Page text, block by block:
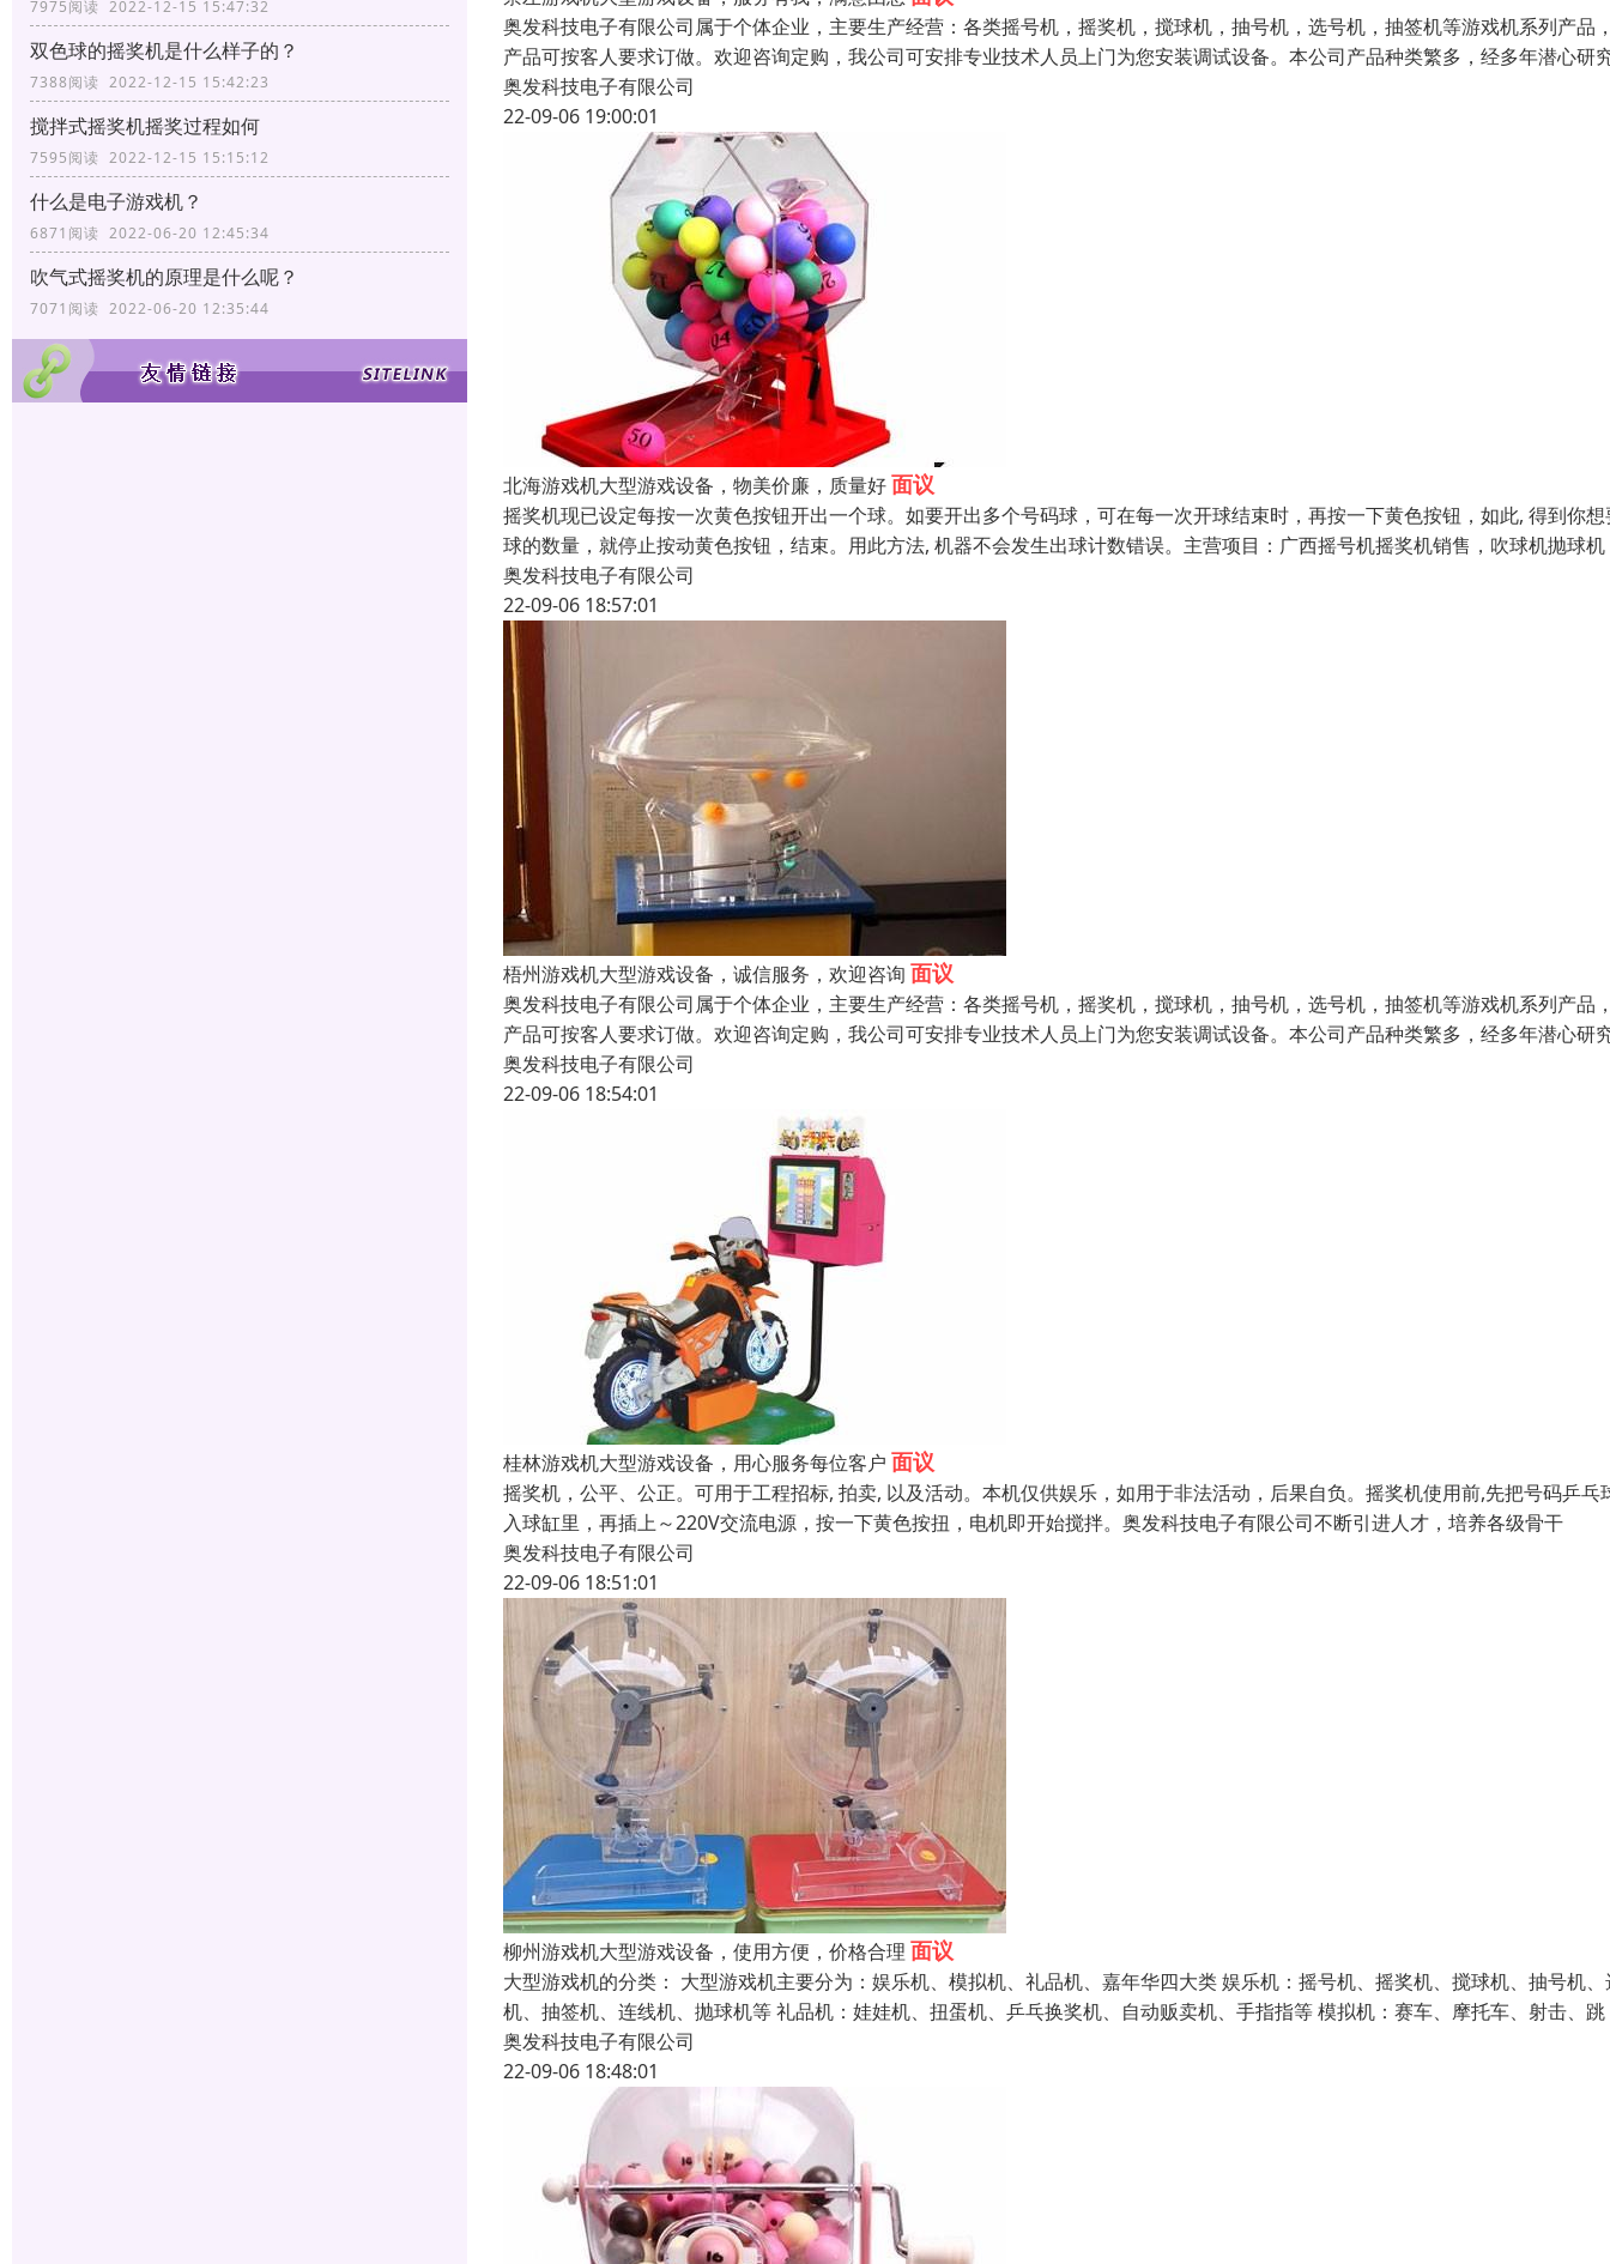
7975阅读 2022-12-15 15:47:32
双色球的摇奖机是什么样子的？
7388阅读 2022-12-15 15:42:23
搅拌式摇奖机摇奖过程如何
7595阅读 2022-12-15 15:15:12
什么是电子游戏机？
6871阅读 2022-06-20 12:45:34
吹气式摇奖机的原理是什么呢？
7071阅读 2022-06-20 12:35:44
奥发科技电子有限公司属于个体企业，主要生产经营：各类摇号机，摇奖机，搅球机，抽号机，选号机，抽签机等游戏机系列产品
产品可按客人要求订做。欢迎咨询定购，我公司可安排专业技术人员上门为您安装调试设备。本公司产品种类繁多，经多年潜心研
奥发科技电子有限公司
22-09-06 19:00:01
北海游戏机大型游戏设备，物美价廉，质量好面议
摇奖机现已设定每按一次黄色按钮开出一个球。如要开出多个号码球，可在每一次开球结束时，再按一下黄色按钮，如此, 得到你
球的数量，就停止按动黄色按钮，结束。用此方法, 机器不会发生出球计数错误。主营项目：广西摇号机摇奖机销售，吹球机抛球机
奥发科技电子有限公司
22-09-06 18:57:01
梧州游戏机大型游戏设备，诚信服务，欢迎咨询 面议
奥发科技电子有限公司属于个体企业，主要生产经营：各类摇号机，摇奖机，搅球机，抽号机，选号机，抽签机等游戏机系列产品
产品可按客人要求订做。欢迎咨询定购，我公司可安排专业技术人员上门为您安装调试设备。本公司产品种类繁多，经多年潜心研
奥发科技电子有限公司
22-09-06 18:54:01
桂林游戏机大型游戏设备，用心服务每位客户 面议
摇奖机，公平、公正。可用于工程招标, 拍卖, 以及活动。本机仅供娱乐，如用于非法活动，后果自负。摇奖机使用前,先把号码乒乓
入球缸里，再插上～220V交流电源，按一下黄色按扭，电机即开始搅拌。奥发科技电子有限公司不断引进人才，培养各级骨干
奥发科技电子有限公司
22-09-06 18:51:01
柳州游戏机大型游戏设备，使用方便，价格合理 面议
大型游戏机的分类： 大型游戏机主要分为：娱乐机、模拟机、礼品机、嘉年华四大类 娱乐机：摇号机、摇奖机、搅球机、抽号机
机、抽签机、连线机、抛球机等 礼品机：娃娃机、扭蛋机、乒乓换奖机、自动贩卖机、手指指等 模拟机：赛车、摩托车、射击、跳
奥发科技电子有限公司
22-09-06 18:48:01